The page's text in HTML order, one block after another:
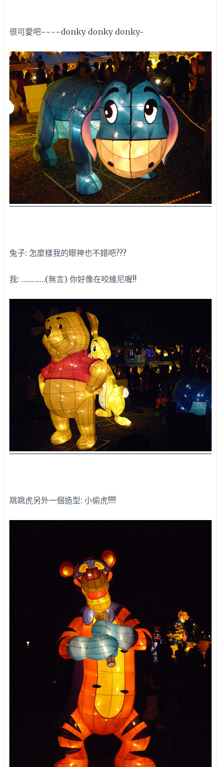
很可愛吧~~~~donky donky donky~
兔子: 怎麼樣我的眼神也不錯吧???
我: ………….(無言) 你好像在咬維尼喔!!
跳跳虎另外一個造型: 小偷虎!!!!